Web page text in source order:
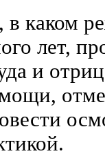
в каком
лет,
и